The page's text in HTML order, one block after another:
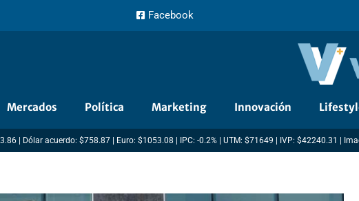
Facebook
Mercados Política Marketing Innovación
| Dólar acuerdo: $758.87 | Euro: $1053.08 | IPC: -0.2% | UTM: $71649 | IVP: $42240.31 |